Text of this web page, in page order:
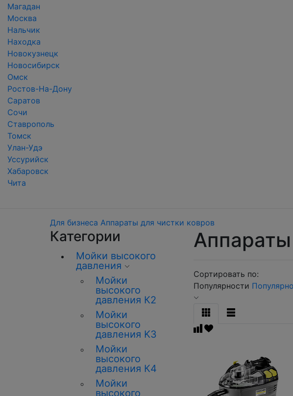
Магадан
Москва
Нальчик
Находка
Новокузнецк
Новосибирск
Омск
Ростов-На-Дону
Саратов
Сочи
Ставрополь
Томск
Улан-Удэ
Уссурийск
Хабаровск
Чита
Для бизнеса Аппараты для чистки ковров
Категории
Мойки высокого
давления
Мойки
высокого
давления К2
Мойки
высокого
давления K3
Мойки
высокого
давления К4
Мойки
высокого
Сортировать по:
Популярности